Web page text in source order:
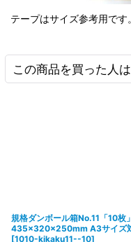
テープはサイズ参考用です。
この商品を買った人
規格ダンボール箱No.11「10枚」
435×320×250mm A3サイズ
[1010-kikaku11--10]